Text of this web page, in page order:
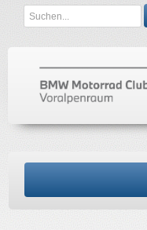
Search
...